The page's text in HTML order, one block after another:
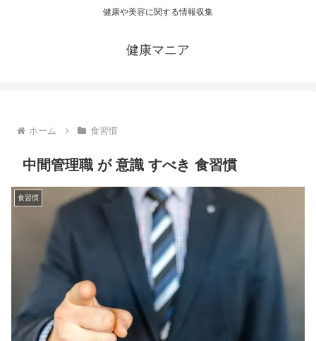
健康や美容に関する情報収集
健康マニア
ホーム 食習慣
中間管理職 が 意識 すべき 食習慣
食習慣